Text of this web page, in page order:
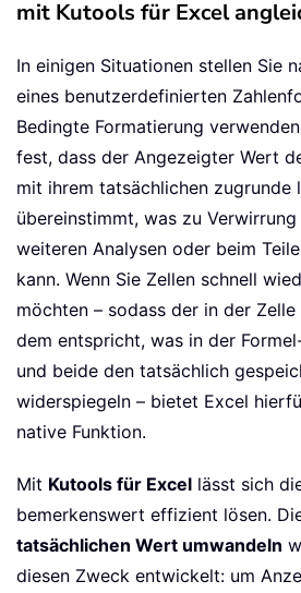
mit Kutools für Excel
In einigen Situationen stellen Sie
eines benutzerdefinierten
Bedingte Formatierung
fest, dass der Angezeigter Wert
mit ihrem tatsächlichen zugrunde
übereinstimmt, was zu
weiteren Analysen oder beim
kann. Wenn Sie Zellen schnell
möchten – sodass der in der
dem entspricht, was in der
und beide den tatsächlich
widerspiegeln – bietet Excel
native Funktion.
Mit Kutools für Excel lässt sich
bemerkenswert effizient lösen.
tatsächlichen Wert umwandeln
diesen Zweck entwickelt: um